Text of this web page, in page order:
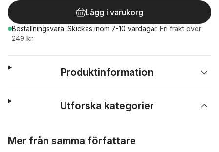
Lägg i varukorg
Beställningsvara. Skickas inom 7-10 vardagar. Fri frakt över
249 kr.
Produktinformation
Utforska kategorier
Mer från samma författare